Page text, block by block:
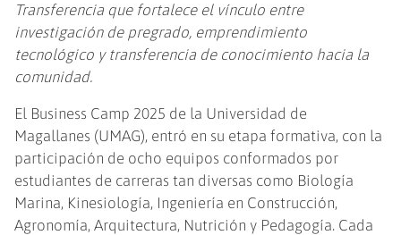
Transferencia que fortalece el vínculo entre
investigación de pregrado, emprendimiento
tecnológico y transferencia de conocimiento hacia la
comunidad.
El Business Camp 2025 de la Universidad de
Magallanes (UMAG), entró en su etapa formativa, con la
participación de ocho equipos conformados por
estudiantes de carreras tan diversas como Biología
Marina, Kinesiología, Ingeniería en Construcción,
Agronomía, Arquitectura, Nutrición y Pedagogía. Cada